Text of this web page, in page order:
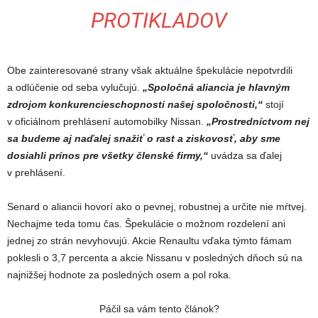
PROTIKLADOV
Obe zainteresované strany však aktuálne špekulácie nepotvrdili
a odlúčenie od seba vylučujú. „Spoločná aliancia je hlavným
zdrojom konkurencieschopnosti našej spoločnosti,“ stojí
v oficiálnom prehlásení automobilky Nissan. „Prostredníctvom nej
sa budeme aj naďalej snažiť o rast a ziskovosť, aby sme
dosiahli prínos pre všetky členské firmy,“ uvádza sa ďalej
v prehlásení.
Senard o aliancii hovorí ako o pevnej, robustnej a určite nie mŕtvej.
Nechajme teda tomu čas. Špekulácie o možnom rozdelení ani
jednej zo strán nevyhovujú. Akcie Renaultu vďaka týmto fámam
poklesli o 3,7 percenta a akcie Nissanu v posledných dňoch sú na
najnižšej hodnote za posledných osem a pol roka.
Páčil sa vám tento článok?